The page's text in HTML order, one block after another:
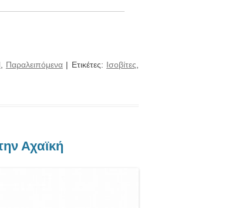
, Παραλειπόμενα| Ετικέτες: Ισοβίτες,
Αχαϊκή